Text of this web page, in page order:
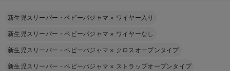
新生児スリーパー・ベビーパジャマ × ワイヤー入り
新生児スリーパー・ベビーパジャマ × ワイヤーなし
新生児スリーパー・ベビーパジャマ × クロスオープンタイプ
新生児スリーパー・ベビーパジャマ × ストラップオープンタイプ